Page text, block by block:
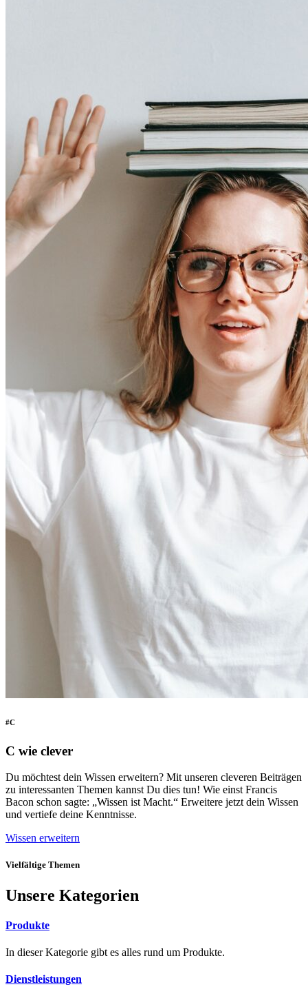
#C
C wie clever
Du möchtest dein Wissen erweitern? Mit unseren cleveren Beiträgen
zu interessanten Themen kannst Du dies tun! Wie einst Francis
Bacon schon sagte: „Wissen ist Macht.“ Erweitere jetzt dein Wissen
und vertiefe deine Kenntnisse.
Wissen erweitern
Vielfältige Themen
Unsere Kategorien
Produkte
In dieser Kategorie gibt es alles rund um Produkte.
Dienstleistungen